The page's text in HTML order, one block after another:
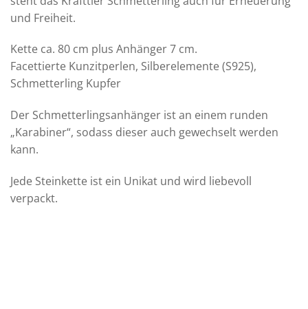
und Freiheit.
Kette ca. 80 cm plus Anhänger 7 cm.
Facettierte Kunzitperlen, Silberelemente (S925),
Schmetterling Kupfer
Der Schmetterlingsanhänger ist an einem runden
„Karabiner“, sodass dieser auch gewechselt werden
kann.
Jede Steinkette ist ein Unikat und wird liebevoll
verpackt.